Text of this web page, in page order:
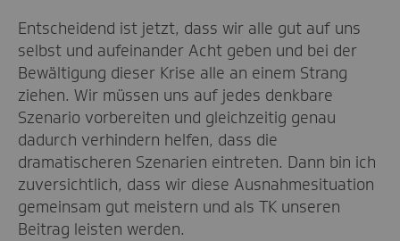
Entscheidend ist jetzt, dass wir alle gut auf uns
selbst und aufeinander Acht geben und bei der
Bewältigung dieser Krise alle an einem Strang
ziehen. Wir müssen uns auf jedes denkbare
Szenario vorbereiten und gleichzeitig genau
dadurch verhindern helfen, dass die
dramatischeren Szenarien eintreten. Dann bin ich
zuversichtlich, dass wir diese Ausnahmesituation
gemeinsam gut meistern und als TK unseren
Beitrag leisten werden.